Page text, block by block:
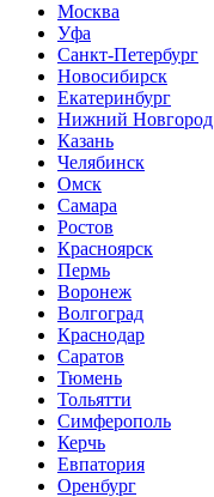
Москва
Уфа
Санкт-Петербург
Новосибирск
Екатеринбург
Нижний Новгород
Казань
Челябинск
Омск
Самара
Ростов
Красноярск
Пермь
Воронеж
Волгоград
Краснодар
Саратов
Тюмень
Тольятти
Симферополь
Керчь
Евпатория
Оренбург